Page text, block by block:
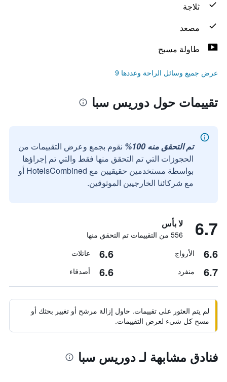
ثلاجة
مصعد
طاولة مسبح
عرض جميع وسائل الراحة وعددها 9
تقييمات حول دوريس سبا
تم التحقق منه 100%
نقوم بجمع وعرض التقييمات من
الحجوزات التي تم التحقق منها فقط والتي تم إجراؤها
بواسطة مستخدمين حقيقيين مع HotelsCombined أو
مع شركائنا الخارجيين الموثوقين.
6.7 لا بأس
556 من التقييمات تم التحقق منها
6.6 الأزواج 6.6 عائلات
6.7 منفرد 6.6 أصدقاء
لم يتم العثور على تقييمات. حاول إزالة مرشح أو تغيير بحثك أو
مسح كل شيء لعرض التقييمات.
فنادق مشابهة لـ دوريس سبا